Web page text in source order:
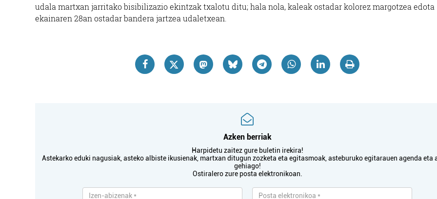
udala martxan jarritako bisibilizazio ekintzak txalotu ditu; hala nola, kaleak ostadar kolorez margotzea edota
ekainaren 28an ostadar bandera jartzea udaletxean.
Azken berriak
Harpidetu zaitez gure buletin irekira!
Astekarko eduki nagusiak, asteko albiste ikusienak, martxan ditugun zozketa eta egitasmoak, asteburuko egitarauen agenda eta
gehiago!
Ostiralero zure posta elektronikoan.